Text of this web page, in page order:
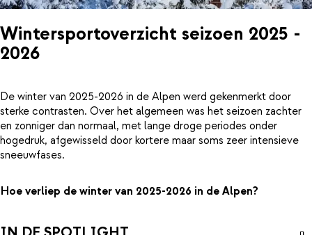
Wintersportoverzicht seizoen 2025 -
2026
De winter van 2025-2026 in de Alpen werd gekenmerkt door
sterke contrasten. Over het algemeen was het seizoen zachter
en zonniger dan normaal, met lange droge periodes onder
hogedruk, afgewisseld door kortere maar soms zeer intensieve
sneeuwfases.
Hoe verliep de winter van 2025-2026 in de Alpen?